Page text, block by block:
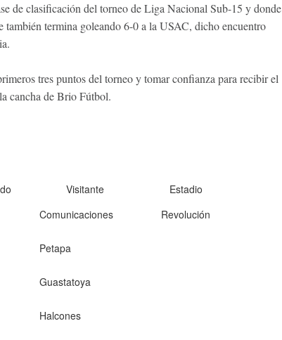
de clasificación del torneo de Liga Nacional Sub-15 y donde
termina goleando 6-0 a la USAC, dicho encuentro
tres puntos del torneo y tomar confianza para recibir el
cancha de Brio Fútbol.
Visitante
Estadio
Comunicaciones Revolución
Petapa
Guastatoya
Halcones